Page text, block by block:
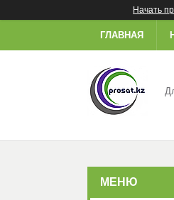
Начать
ГЛАВНАЯ